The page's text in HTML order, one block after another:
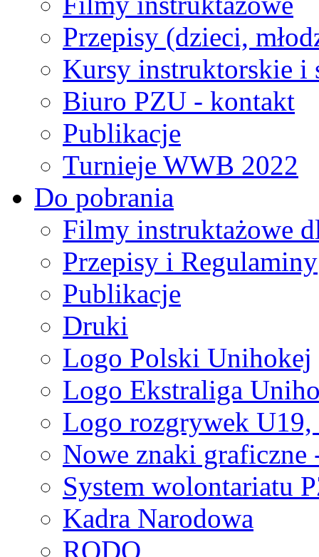
Przepisy (dzieci,
Kursy instruktorskie i
Biuro PZU - kontakt
Publikacje
Turnieje WWB 2022
Do pobrania
Filmy instruktażowe
Przepisy i Regulaminy
Publikacje
Druki
Logo Polski Unihokej
Logo Ekstraliga
Logo rozgrywek
Nowe znaki graficzne
System wolontariatu
Kadra Narodowa
RODO